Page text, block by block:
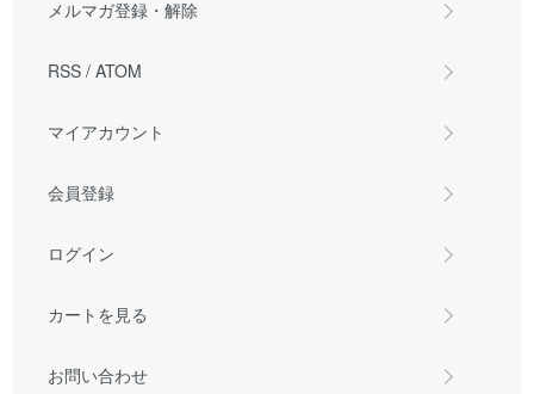
メルマガ登録・解除
RSS / ATOM
マイアカウント
会員登録
ログイン
カートを見る
お問い合わせ